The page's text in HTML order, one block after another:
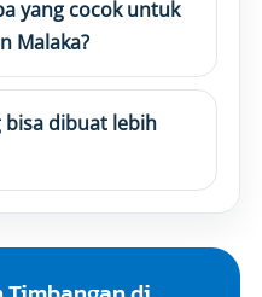
yang cocok untuk
Malaka?
dibuat lebih